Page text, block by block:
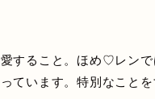
すること。ほめ♡レン
ています。特別なこと